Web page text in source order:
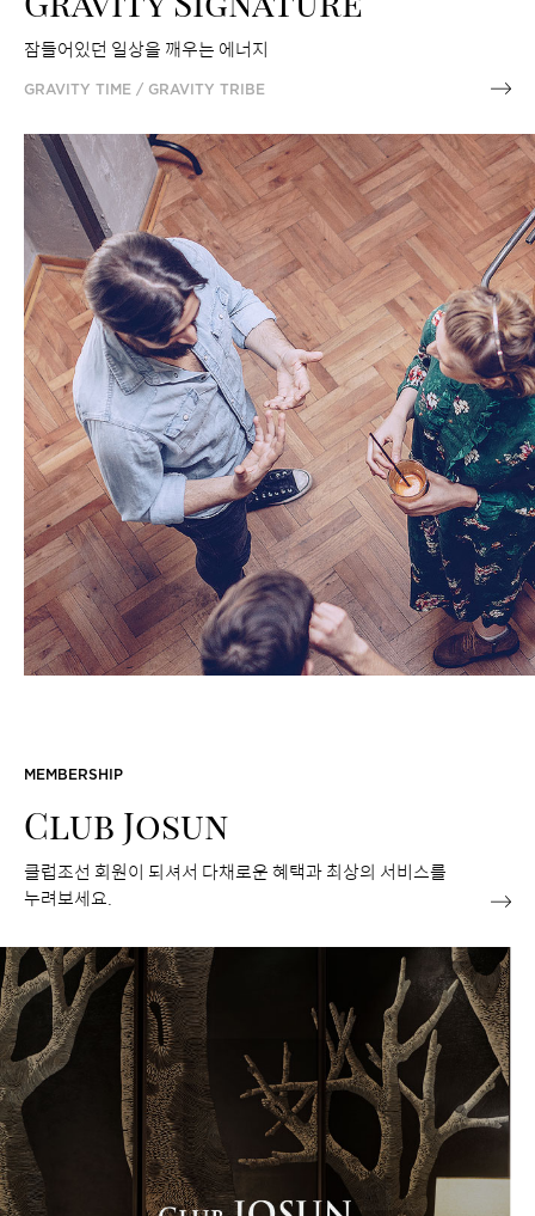
잠들어있던 일상을 깨우는 에너지
GRAVITY TIME / GRAVITY TRIBE
MEMBERSHIP
Club Josun
클럽조선 회원이 되셔서 다채로운 혜택과 최상의 서비스를
누려보세요.